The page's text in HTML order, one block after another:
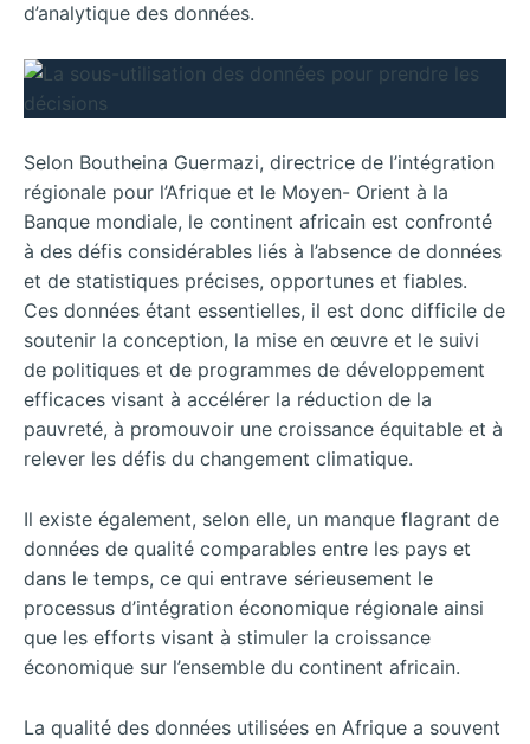
d’analytique des données.
Selon Boutheina Guermazi, directrice de l’intégration
régionale pour l’Afrique et le Moyen- Orient à la
Banque mondiale, le continent africain est confronté
à des défis considérables liés à l’absence de données
et de statistiques précises, opportunes et fiables.
Ces données étant essentielles, il est donc difficile de
soutenir la conception, la mise en œuvre et le suivi
de politiques et de programmes de développement
efficaces visant à accélérer la réduction de la
pauvreté, à promouvoir une croissance équitable et à
relever les défis du changement climatique.
Il existe également, selon elle, un manque flagrant de
données de qualité comparables entre les pays et
dans le temps, ce qui entrave sérieusement le
processus d’intégration économique régionale ainsi
que les efforts visant à stimuler la croissance
économique sur l’ensemble du continent africain.
La qualité des données utilisées en Afrique a souvent